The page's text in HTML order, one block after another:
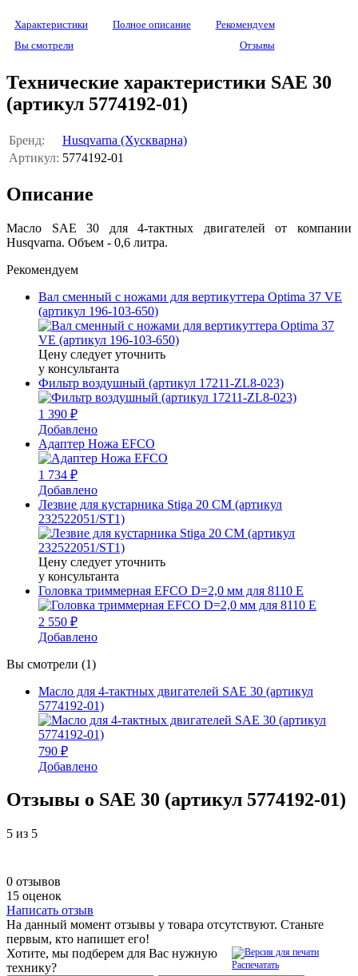
Характеристики Полное описание
Рекомендуем
Вы смотрели
Отзывы
Технические характеристики SAE 30
(артикул 5774192-01)
Бренд:
Husqvarna (Хускварна)
Артикул: 5774192-01
Описание
Масло SAE 30 для 4-тактных двигателей от компании
Husqvarna. Объем - 0,6 литра.
Рекомендуем
Вал сменный с ножами для вертикуттера Optima 37 VE
(артикул 196-103-650)
Цену следует уточнить
у консультанта
Фильтр воздушный (артикул 17211-ZL8-023)
1 390 ₽
Добавлено
Адаптер Ножа EFCO
1 734 ₽
Добавлено
Лезвие для кустарника Stiga 20 CM (артикул
232522051/ST1)
Цену следует уточнить
у консультанта
Головка триммерная EFCO D=2,0 мм для 8110 E
2 550 ₽
Добавлено
Вы смотрели (1)
Масло для 4-тактных двигателей SAE 30 (артикул
5774192-01)
790 ₽
Добавлено
Отзывы о SAE 30 (артикул 5774192-01)
5 из 5
0 отзывов
15 оценок
Написать отзыв
На данный момент отзывы у товара отсутствуют. Станьте
первым, кто напишет его!
Распечатать
Хотите, мы подберем для Вас нужную
технику?